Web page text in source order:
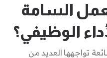
السامة
الوظيفي؟
تواجهها العديد من